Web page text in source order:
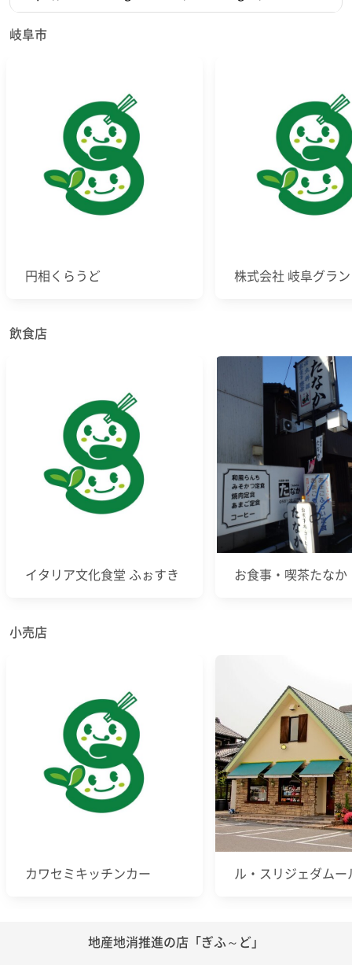
岐阜市
円相くらうど 株式会社 岐阜グラ
飲食店
イタリア文化食堂 ふぉすき お食事・喫茶たなか
小売店
カワセミキッチンカー ル・スリジェダムー
地産地消推進の店「ぎふ～ど」